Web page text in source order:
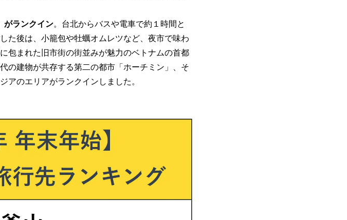
がランクイン。台北からバスや電車で約１時間と
た後は、小籠包や牡蠣オムレツなど、夜市で味わ
包まれた旧市街の街並みが魅力のベトナムの首都
の建物が共存する第二の都市「ホーチミン」、そ
アのエリアがランクインしました。